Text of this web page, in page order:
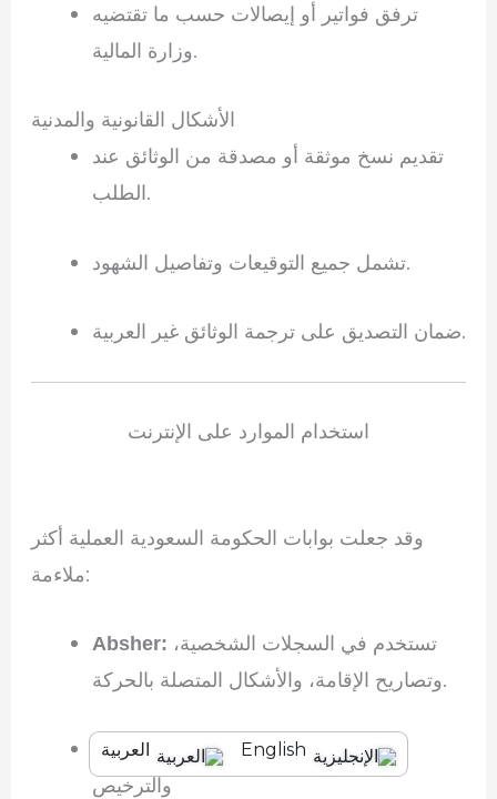
ترفق فواتير أو إيصالات حسب ما تقتضيه
وزارة المالية.
الأشكال القانونية والمدنية
تقديم نسخ موثقة أو مصدقة من الوثائق عند
الطلب.
تشمل جميع التوقيعات وتفاصيل الشهود.
ضمان التصديق على ترجمة الوثائق غير العربية.
استخدام الموارد على الإنترنت
وقد جعلت بوابات الحكومة السعودية العملية أكثر
ملاءمة:
Absher:
وتصاريح الإقامة، والأشكال المتصلة بالحركة.
Ministry of Commerce:
والترخيص
English العربية